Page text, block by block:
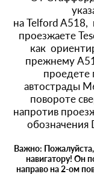
на Telford A518,
проезжаете
как
прежнему
проедете
автострады
повороте
напротив
обозначения
​Важно: Пожалуйста,
навигатору! Он
направо на 2-ом